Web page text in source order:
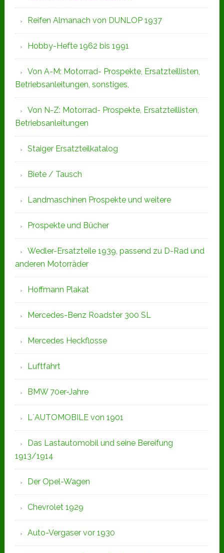
Reifen Almanach von DUNLOP 1937
Hobby-Hefte 1962 bis 1991
Von A-M: Motorrad- Prospekte, Ersatzteillisten,
Betriebsanleitungen, sonstiges,
Von N-Z: Motorrad- Prospekte, Ersatzteillisten,
Betriebsanleitungen
Staiger Ersatzteilkatalog
Biete / Tausch
Landmaschinen Prospekte und weitere
Prospekte und Bücher
Wedler-Ersatzteile 1939, passend zu D-Rad und
anderen Motorräder
Hoffmann Plakat
Mercedes-Benz Roadster 300 SL
Mercedes Heckflosse
Luftfahrt
BMW 70er-Jahre
L`AUTOMOBILE von 1901
Das Lastautomobil und seine Bereifung
1913/1914
Der Opel-Wagen
Chevrolet 1929
Auto-Vergaser vor 1930